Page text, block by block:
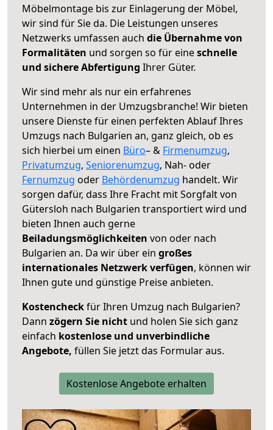
Möbelmontage bis zur Einlagerung der Möbel,
wir sind für Sie da. Die Leistungen unseres
Netzwerks umfassen auch die Übernahme von
Formalitäten und sorgen so für eineschnelle
und sichere Abfertigung Ihrer Güter.
Wir sind mehr als nur ein erfahrenes
Unternehmen in der Umzugsbranche! Wir bieten
unsere Dienste für einen perfekten Ablauf Ihres
Umzugs nach Bulgarien an, ganz gleich, ob es
sich hierbei um einen Büro– & Firmenumzug,
Privatumzug, Seniorenumzug, Nah- oder
Fernumzug oder Behördenumzug handelt. Wir
sorgen dafür, dass Ihre Fracht mit Sorgfalt von
Gütersloh nach Bulgarien transportiert wird und
bieten Ihnen auch gerne
Beiladungsmöglichkeiten von oder nach
Bulgarien an. Da wir über ein großes
internationales Netzwerk verfügen, können wir
Ihnen gute und günstige Preise anbieten.
Kostencheckfür Ihren Umzug nach Bulgarien?
Dann zögern Sie nicht und holen Sie sich ganz
einfach kostenlose und unverbindliche
Angebote, füllen Sie jetzt das Formular aus.
Kostenlose Angebote erhalten